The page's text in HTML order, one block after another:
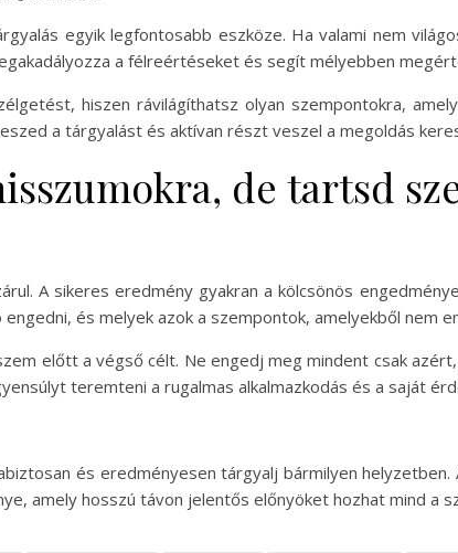
egyik legfontosabb eszköze. Ha valami nem
a félreértéseket és segít mélyebben
hiszen rávilágíthatsz olyan szempontokra,
a tárgyalást és aktívan részt veszel a megoldás
de tartsd
A sikeres eredmény gyakran a kölcsönös
és melyek azok a szempontok, amelyekből nem
előtt a végső célt. Ne engedj meg mindent csak
teremteni a rugalmas alkalmazkodás és a saját
és eredményesen tárgyalj bármilyen
amely hosszú távon jelentős előnyöket hozhat mind a